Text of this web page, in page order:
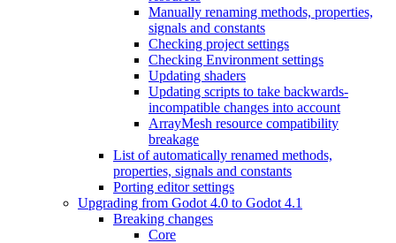
Manually renaming methods, properties,
signals and constants
Checking project settings
Checking Environment settings
Updating shaders
Updating scripts to take backwards-
incompatible changes into account
ArrayMesh resource compatibility
breakage
List of automatically renamed methods,
properties, signals and constants
Porting editor settings
Upgrading from Godot 4.0 to Godot 4.1
Breaking changes
Core